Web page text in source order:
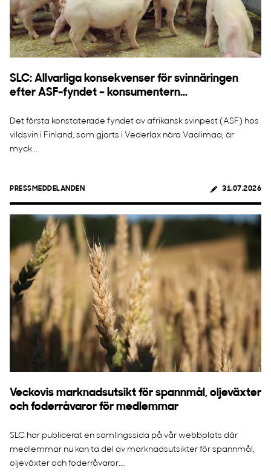
SLC: Allvarliga konsekvenser för svinnäringen
efter ASF-fyndet – konsumentern...
Det första konstaterade fyndet av afrikansk svinpest (ASF) hos
vildsvin i Finland, som gjorts i Vederlax nära Vaalimaa, är
myck...
PRESSMEDDELANDEN 31.07.2026
Veckovis marknadsutsikt för spannmål, oljeväxter
och foderråvaror för medlemmar
SLC har publicerat en samlingssida på vår webbplats där
medlemmar nu kan ta del av marknadsutsikter för spannmål,
oljeväxter och foderråvaror....